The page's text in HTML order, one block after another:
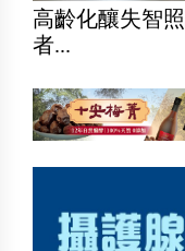
高齡化釀失智
者...